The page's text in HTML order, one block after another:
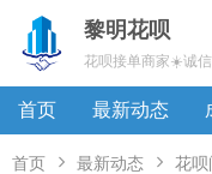
黎明花呗
花呗接单商家☀️诚
首页 最新动态
首页  最新动态  花呗